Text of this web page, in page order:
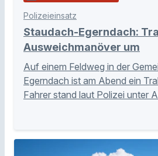
Polizeieinsatz
Staudach-Egerndach:
Ausweichmanöver um
Auf einem Feldweg in der
Egerndach ist am Abend ein
Fahrer stand laut Polizei unter